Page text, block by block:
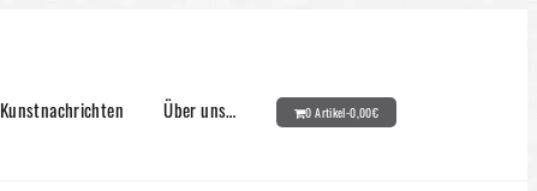
Kunstnachrichten Über uns… 0 Artikel-0,00€